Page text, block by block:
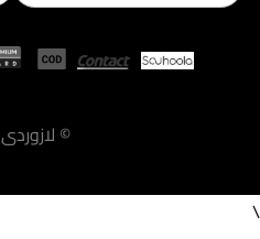
© لازوردى
\